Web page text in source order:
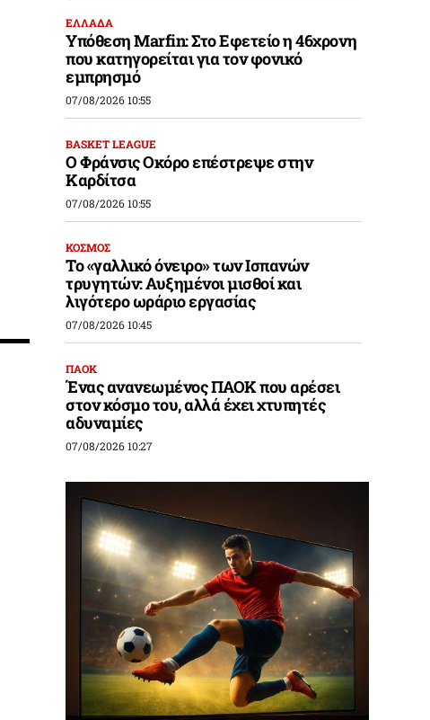
ΕΛΛΑΔΑ
Υπόθεση Marfin: Στο Εφετείο η 46χρονη
που κατηγορείται για τον φονικό
εμπρησμό
07/08/2026 10:55
BASKET LEAGUE
Ο Φράνσις Οκόρο επέστρεψε στην
Καρδίτσα
07/08/2026 10:55
ΚΟΣΜΟΣ
Το «γαλλικό όνειρο» των Ισπανών
τρυγητών: Αυξημένοι μισθοί και
λιγότερο ωράριο εργασίας
07/08/2026 10:45
ΠΑΟΚ
Ένας ανανεωμένος ΠΑΟΚ που αρέσει
στον κόσμο του, αλλά έχει χτυπητές
αδυναμίες
07/08/2026 10:27